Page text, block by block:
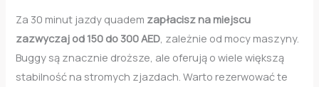
Za 30 minut jazdy quadem zapłacisz na miejscu
zazwyczaj od 150 do 300 AED , zależnie od mocy maszyny.
Buggy są znacznie droższe, ale oferują o wiele większą
stabilność na stromych zjazdach. Warto rezerwować te